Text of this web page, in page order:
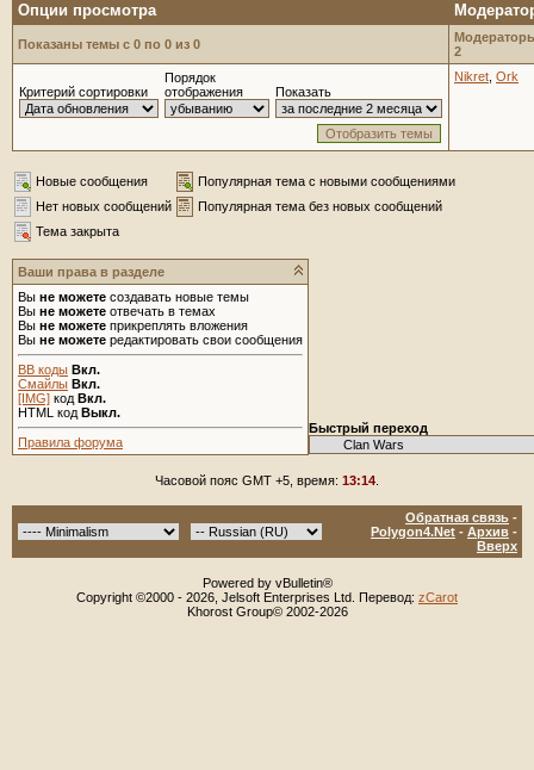
Опции просмотра
Показаны темы с 0 по 0 из 0
2
Критерий сортировки
Порядок
отображения
Показать
Nikret Ork
Новые сообщения
Популярная тема с новыми сообщениями
Нет новых сообщений
Популярная тема без новых сообщений
Тема закрыта
Ваши права в разделе
Вы не можете создавать новые темы
Вы не можете отвечать в темах
Вы не можете прикреплять вложения
Вы не можете редактировать свои сообщения
BB коды Вкл.
Смайлы Вкл.
[IMG] код Вкл.
HTML код Выкл.
Правила форума
Быстрый переход
Часовой пояс GMT +5, время: 13:14
Обратная связь -
Polygon4.Net - Архив -
Вверх
Powered by vBulletin®
Copyright ©2000 - 2026, Jelsoft Enterprises Ltd. Перевод: zCarot
Khorost Group© 2002-2026